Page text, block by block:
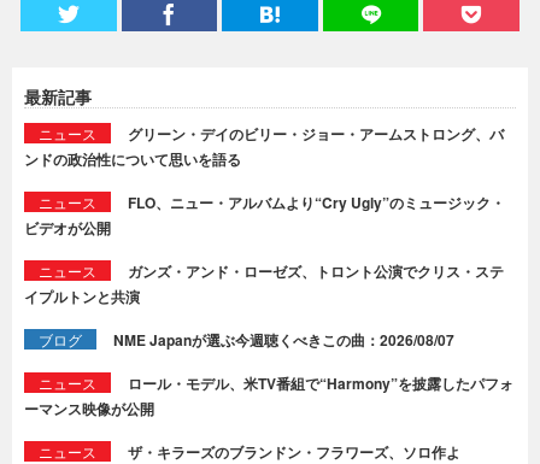
最新記事
ニュース
グリーン・デイのビリー・ジョー・アームストロング、バ
ンドの政治性について思いを語る
ニュース
FLO、ニュー・アルバムより“Cry Ugly”のミュージック・
ビデオが公開
ニュース
ガンズ・アンド・ローゼズ、トロント公演でクリス・ステ
イプルトンと共演
ブログ NME Japanが選ぶ今週聴くべきこの曲：2026/08/07
ニュース
ロール・モデル、米TV番組で“Harmony”を披露したパフォ
ーマンス映像が公開
ニュース
ザ・キラーズのブランドン・フラワーズ、ソロ作よ